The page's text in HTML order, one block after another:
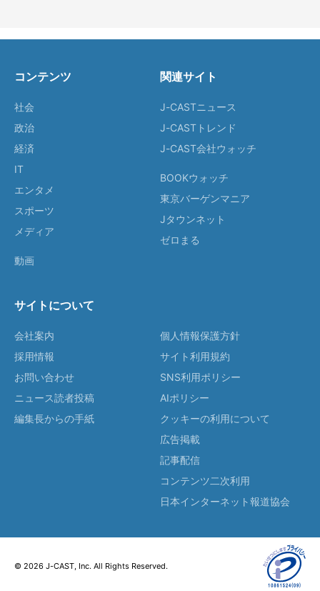
コンテンツ
社会
政治
経済
IT
エンタメ
スポーツ
メディア
動画
関連サイト
J-CASTニュース
J-CASTトレンド
J-CAST会社ウォッチ
BOOKウォッチ
東京バーゲンマニア
Jタウンネット
ゼロまる
サイトについて
会社案内
採用情報
お問い合わせ
ニュース読者投稿
編集長からの手紙
個人情報保護方針
サイト利用規約
SNS利用ポリシー
AIポリシー
クッキーの利用について
広告掲載
記事配信
コンテンツ二次利用
日本インターネット報道協会
© 2026 J-CAST, Inc. All Rights Reserved.